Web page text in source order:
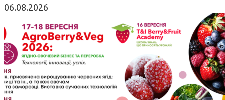
06.08.2026